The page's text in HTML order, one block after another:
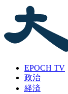
EPOCH TV
政治
経済